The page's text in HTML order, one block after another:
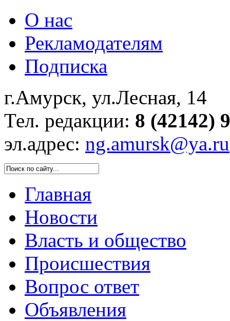
О нас
Рекламодателям
Подписка
г.Амурск, ул.Лесная, 14
Тел. редакции: 8 (42142)
эл.адрес: ng.amursk@ya.ru
Главная
Новости
Власть и общество
Происшествия
Вопрос ответ
Объявления